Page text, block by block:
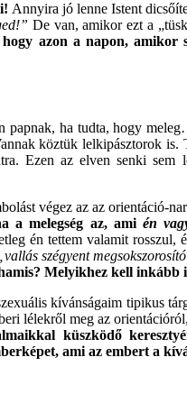
Annyira jó lenne Istent
De van, amikor ezt a
hogy azon a napon, amikor
papnak, ha tudta, hogy
köztük lelkipásztorok is.
Ezen az elven senki sem
végez az az
a melegség az, ami én
én tettem valamit rosszul,
„vallás szégyent
Melyikhez kell inkább
kívánságaim tipikus
lélekről meg az
küszködő
ami az embert a